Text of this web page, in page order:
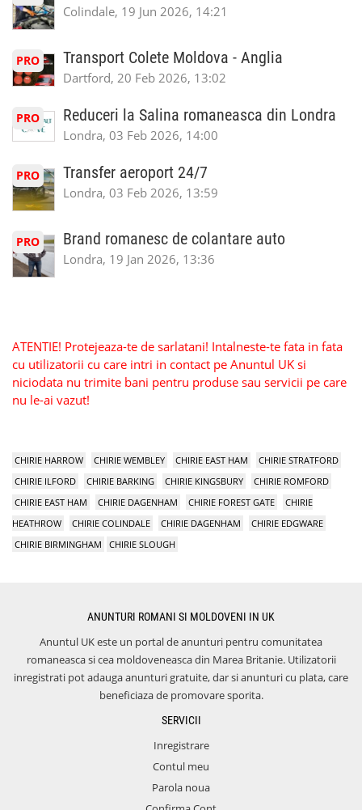
Colindale, 19 Jun 2026, 14:21
PRO Transport Colete Moldova - Anglia
Dartford, 20 Feb 2026, 13:02
PRO Reduceri la Salina romaneasca din Londra
Londra, 03 Feb 2026, 14:00
PRO Transfer aeroport 24/7
Londra, 03 Feb 2026, 13:59
PRO Brand romanesc de colantare auto
Londra, 19 Jan 2026, 13:36
ATENTIE! Protejeaza-te de sarlatani! Intalneste-te fata in fata
cu utilizatorii cu care intri in contact pe Anuntul UK si
niciodata nu trimite bani pentru produse sau servicii pe care
nu le-ai vazut!
CHIRIE HARROW CHIRIE WEMBLEY CHIRIE EAST HAM
CHIRIE STRATFORD
CHIRIE ILFORD
CHIRIE BARKING CHIRIE KINGSBURY
CHIRIE ROMFORD
CHIRIE EAST HAM
CHIRIE DAGENHAM CHIRIE FOREST GATE
CHIRIE
HEATHROW
CHIRIE COLINDALE CHIRIE DAGENHAM
CHIRIE EDGWARE
CHIRIE BIRMINGHAM
CHIRIE SLOUGH
ANUNTURI ROMANI SI MOLDOVENI IN UK
Anuntul UK este un portal de anunturi pentru comunitatea
romaneasca si cea moldoveneasca din Marea Britanie. Utilizatorii
inregistrati pot adauga anunturi gratuite, dar si anunturi cu plata, care
beneficiaza de promovare sporita.
SERVICII
Inregistrare
Contul meu
Parola noua